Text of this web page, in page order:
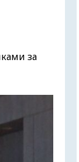
за